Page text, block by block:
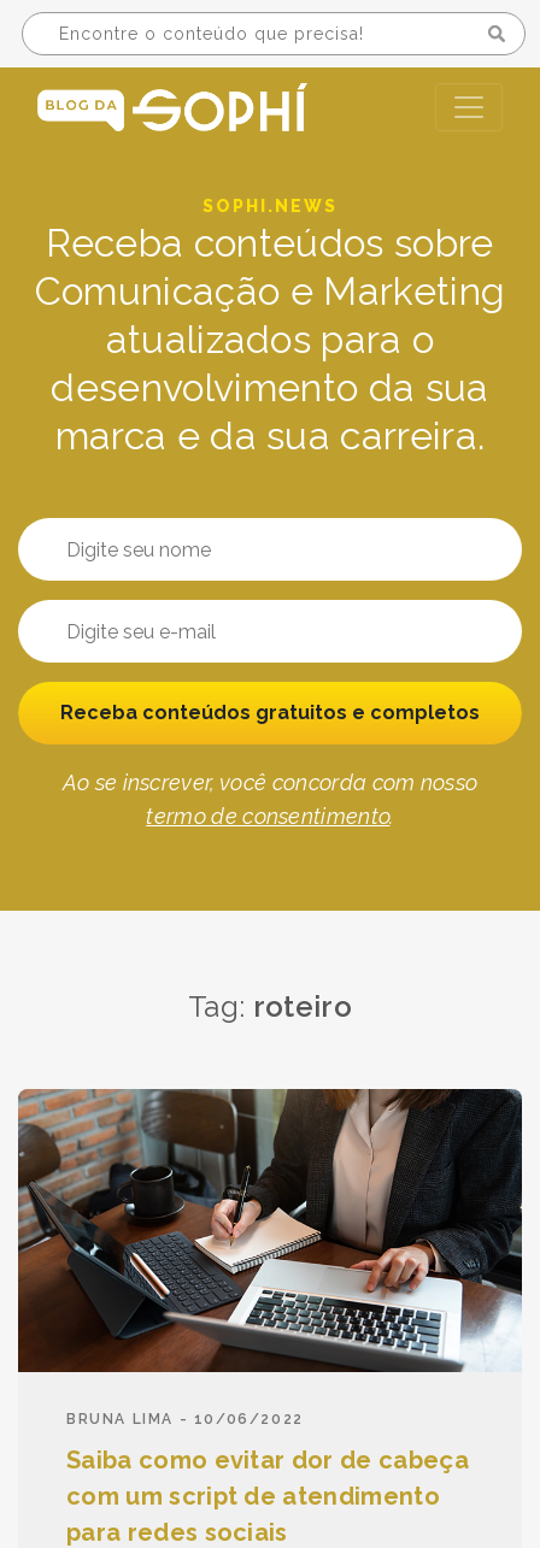
SOPHI.NEWS
Receba conteúdos sobre
Comunicação e Marketing
atualizados para o
desenvolvimento da sua
marca e da sua carreira.
Receba conteúdos gratuitos e completos
Ao se inscrever, você concorda com nosso
termo de consentimento.
Tag: roteiro
BRUNA LIMA - 10/06/2022
Saiba como evitar dor de cabeça
com um script de atendimento
para redes sociais